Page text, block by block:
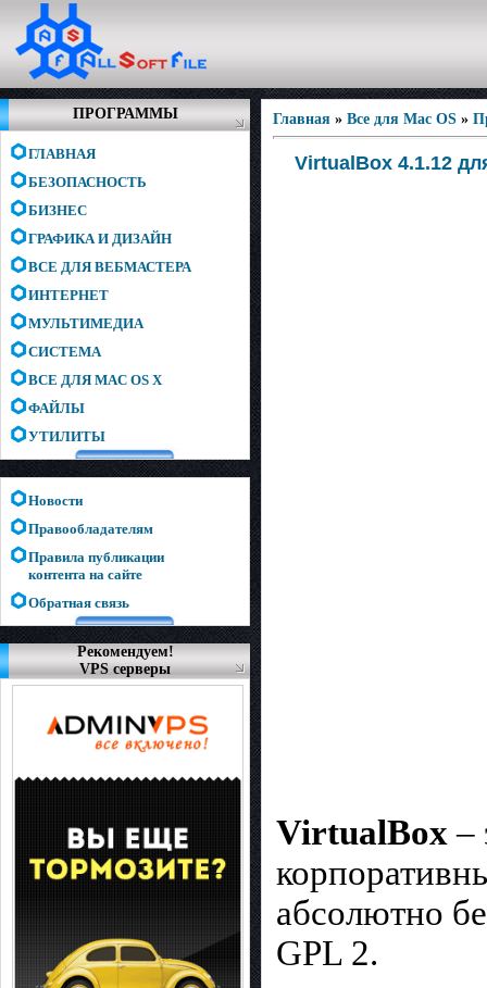
ПРОГРАММЫ
ГЛАВНАЯ
БЕЗОПАСНОСТЬ
БИЗНЕС
ГРАФИКА И ДИЗАЙН
ВСЕ ДЛЯ ВЕБМАСТЕРА
ИНТЕРНЕТ
МУЛЬТИМЕДИА
СИСТЕМА
ВСЕ ДЛЯ MAC OS X
ФАЙЛЫ
УТИЛИТЫ
Новости
Правообладателям
Правила публикации
контента на сайте
Обратная связь
Рекомендуем!
VPS серверы
Главная » Все для Mac OS »
VirtualBox 4.1.12
VirtualBox–
абсолютно
GPL 2.